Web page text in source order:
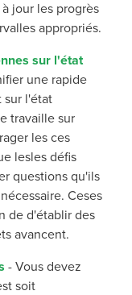
jour les progrès
appropriés.
sur l'état
une rapide
sur l'état
travaillesur
les ces
lesles défis
questions qu'ils
Ceses
de d'établir des
avancent.
- Vous devez
soit